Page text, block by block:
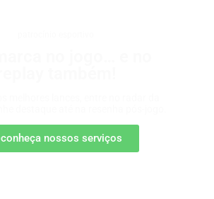
conheça nossos serviços